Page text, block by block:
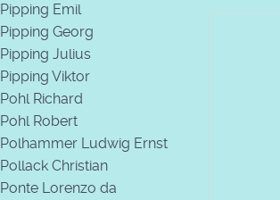
Pipping Emil
Pipping Georg
Pipping Julius
Pipping Viktor
Pohl Richard
Pohl Robert
Polhammer Ludwig Ernst
Pollack Christian
Ponte Lorenzo da